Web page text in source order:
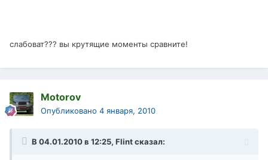
слабоват??? вы крутящие моменты сравните!
Motorov
Опубликовано 4 января, 2010
В 04.01.2010 в 12:25, Flint сказал: